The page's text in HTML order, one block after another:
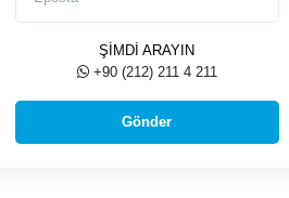
ŞİMDİ ARAYIN
+90 (212) 211 4 211